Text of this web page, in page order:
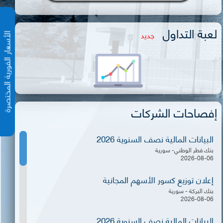
الأسعار لعبة التداول جديد
إفصاحات الشركات
البيانات المالية نصف السنوية 2026
بنك قطر الوطني- سورية
2026-08-06
إعلان توزيع كسور الأسهم المجانية
بنك البركة - سورية
2026-08-06